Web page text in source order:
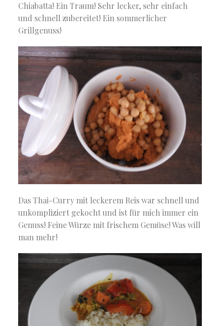
Chiabatta! Ein Traum! Sehr lecker, sehr einfach
und schnell zubereitet! Ein sommerlicher
Grillgenuss!
Das Thai-Curry mit leckerem Reis war schnell und
unkompliziert gekocht und ist für mich immer ein
Genuss! Feine Würze mit frischem Gemüse! Was will
man mehr!